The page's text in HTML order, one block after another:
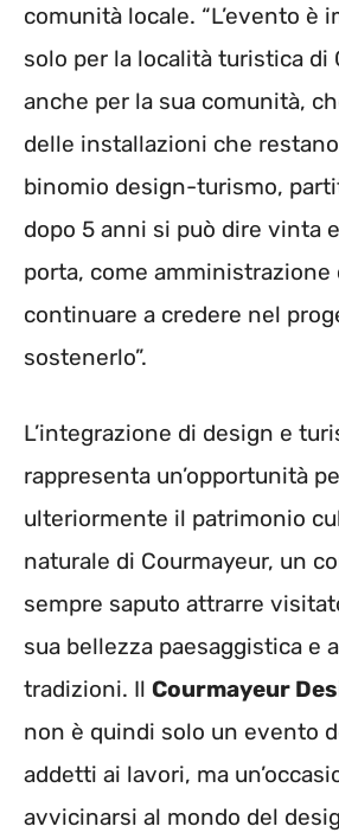
comunità locale. “L’evento è
solo per la località turistica di
anche per la sua comunità,
delle installazioni che
binomio design-turismo,
dopo 5 anni si può dire vinta
porta, come amministrazione
continuare a credere nel
sostenerlo”.
L’integrazione di design e
rappresenta un’opportunità
ulteriormente il patrimonio
naturale di Courmayeur, un
sempre saputo attrarre
sua bellezza paesaggistica e
tradizioni. Il Courmayeur
non è quindi solo un evento
addetti ai lavori, ma
avvicinarsi al mondo del